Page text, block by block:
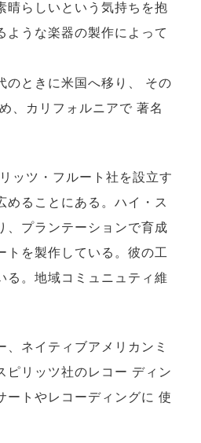
晴らしいという気持ちを抱
ような楽器の製作によって
のときに米国へ移り、 その
、カリフォルニアで 著名
ッツ・フルート社を設立す
めることにある。ハイ・ス
、プランテーションで育成
トを製作している。彼の工
る。地域コミュニュティ維
ネイティブアメリカンミ
ピリッツ社のレコー ディン
ートやレコーディングに 使